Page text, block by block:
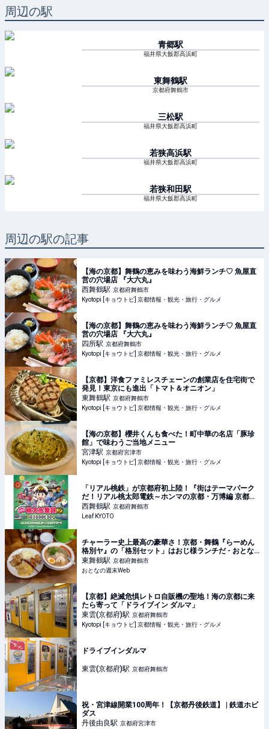
周辺の駅
青郷駅
福井県大飯郡高浜町
東舞鶴駅
京都府舞鶴市
三松駅
福井県大飯郡高浜町
若狭高浜駅
福井県大飯郡高浜町
若狭和田駅
福井県大飯郡高浜町
周辺の駅の記事
【海の京都】舞鶴の恵みを味わう海鮮ランチ♡ 魚屋直
営の穴場店 『大六丸』
西舞鶴駅 京都府舞鶴市
Kyotopi [キョウトピ] 京都情報・観光・旅行・グルメ
【海の京都】舞鶴の恵みを味わう海鮮ランチ♡ 魚屋直
営の穴場店 『大六丸』
四所駅 京都府舞鶴市
Kyotopi [キョウトピ] 京都情報・観光・旅行・グルメ
【京都】洋食ファミレスチェーンの創業店を住宅街で
発見！東京にも進出「トマト＆オニオン」
東舞鶴駅 京都府舞鶴市
Kyotopi [キョウトピ] 京都情報・観光・旅行・グルメ
【海の京都】櫻井くんも食べた！町中華の名店「豚珍
館」で味わうご当地メニュー
宮津駅 京都府宮津市
Kyotopi [キョウトピ] 京都情報・観光・旅行・グルメ
「リアル桃鉄」が京都府初上陸！『街はテーマパーク
だ！リアル桃太郎電鉄～ホンマの京都・万博編 京都を
遊ぼう！万博クイズ旅ですぞ～！』が開催／京都府内
各所
西舞鶴駅 京都府舞鶴市
Leaf KYOTO
チャーラー史上最高の豪華さ！京都・舞鶴『らーめん
格別ヤ』の「格別セット」はおじ様ランチだ - おとな
の週末Web
東舞鶴駅 京都府舞鶴市
おとなの週末Web
【京都】絶滅危惧レトロ自販機の聖地！海の京都に来
たら寄って「ドライブイン ダルマ」
東雲(京都府)駅 京都府舞鶴市
Kyotopi [キョウトピ] 京都情報・観光・旅行・グルメ
ドライブインダルマ
東雲(京都府)駅 京都府舞鶴市
祝・宮津線開業100周年！【京都丹後鉄道】 | 鉄道ホビ
ダス
丹後由良駅 京都府宮津市